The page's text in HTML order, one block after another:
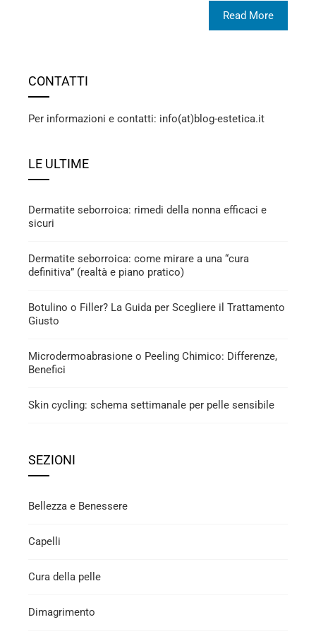
Read More
CONTATTI
Per informazioni e contatti: info(at)blog-estetica.it
LE ULTIME
Dermatite seborroica: rimedi della nonna efficaci e
sicuri
Dermatite seborroica: come mirare a una “cura
definitiva” (realtà e piano pratico)
Botulino o Filler? La Guida per Scegliere il Trattamento
Giusto
Microdermoabrasione o Peeling Chimico: Differenze,
Benefici
Skin cycling: schema settimanale per pelle sensibile
SEZIONI
Bellezza e Benessere
Capelli
Cura della pelle
Dimagrimento